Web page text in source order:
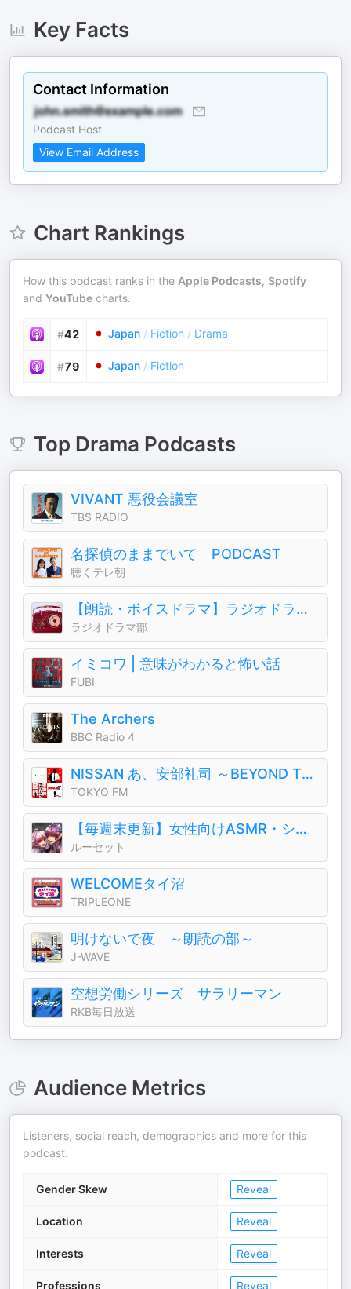
Key Facts
Contact Information
Podcast Host
View Email Address
Chart Rankings
How this podcast ranks in the Apple Podcasts, Spotify
and YouTube charts.
#42 Japan / Fiction / Drama
#79 Japan / Fiction
Top Drama Podcasts
VIVANT 悪役会議室
TBS RADIO
名探偵のままでいて PODCAST
聴くテレ朝
【朗読・ボイスドラマ】ラジオドラマ部
ラジオドラマ部
イミコワ | 意味がわかると怖い話
FUBI
The Archers
BBC Radio 4
NISSAN あ、安部礼司 ～BEYOND THE AVERAGE～
TOKYO FM
【毎週末更新】女性向けASMR・シチュエーションボイス (CV.ルーセット)
ルーセット
WELCOMEタイ沼
TRIPLEONE
明けないで夜 ～朗読の部～
J-WAVE
空想労働シリーズ サラリーマン
RKB毎日放送
Audience Metrics
Listeners, social reach, demographics and more for this
podcast.
Gender Skew Reveal
Location Reveal
Interests Reveal
Professions Reveal